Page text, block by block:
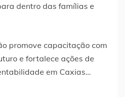
dentro das famílias e